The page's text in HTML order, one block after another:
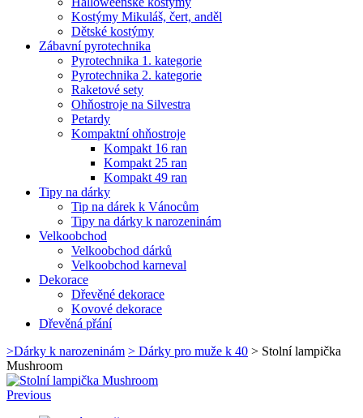
Kostýmy Mikuláš, čert, anděl
Dětské kostýmy
Zábavní pyrotechnika
Pyrotechnika 1. kategorie
Pyrotechnika 2. kategorie
Raketové sety
Ohňostroje na Silvestra
Petardy
Kompaktní ohňostroje
Kompakt 16 ran
Kompakt 25 ran
Kompakt 49 ran
Tipy na dárky
Tip na dárek k Vánocům
Tipy na dárky k narozeninám
Velkoobchod
Velkoobchod dárků
Velkoobchod karneval
Dekorace
Dřevěné dekorace
Kovové dekorace
Dřevěná přání
>Dárky k narozeninám > Dárky pro muže k 40 > Stolní lampička
Mushroom
Previous